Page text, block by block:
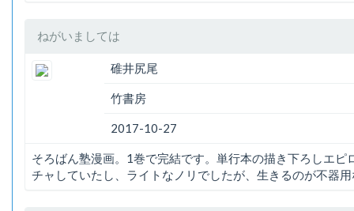
ねがいましては
碓井尻尾
竹書房
2017-10-27
そろばん塾漫画。1巻で完結です。単行本の描き下ろしエ
チャしていたし、ライトなノリでしたが、生きるのが不器